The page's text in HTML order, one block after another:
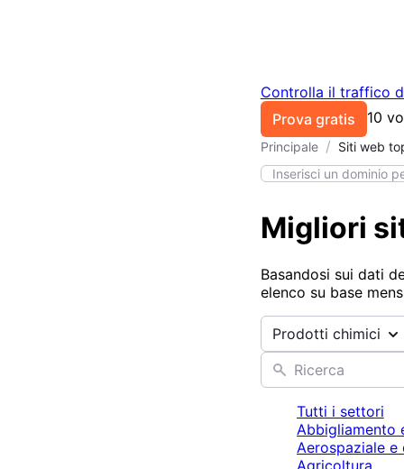
Controlla il traffico
Prova gratis
10
Principale / Siti web
Migliori
Basandosi sui dati
elenco su base
Prodotti chimici
Tutti i settori
Abbigliamento
Aerospaziale e
Agricoltura